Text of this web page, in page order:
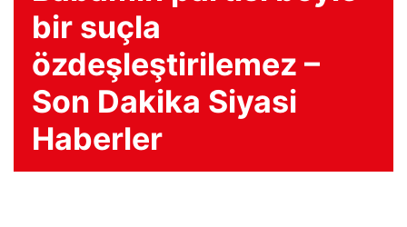
bir suçla
özdeşleştirilemez –
Son Dakika Siyasi
Haberler